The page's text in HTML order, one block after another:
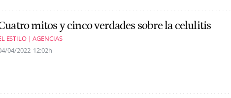
mitos y cinco verdades sobre la celulitis
ESTILO | AGENCIAS
04/2022 12:02h